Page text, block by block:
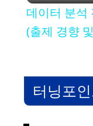
데이터 분석
(출제 경향
터닝포